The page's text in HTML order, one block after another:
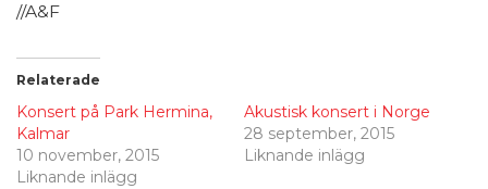
//A&F
Relaterade
Konsert på Park Hermina,
Kalmar
10 november, 2015
Liknande inlägg
Akustisk konsert i Norge
28 september, 2015
Liknande inlägg